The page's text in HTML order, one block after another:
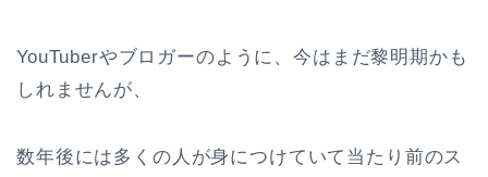
YouTuberやブロガーのように、今はまだ黎明期かも
しれませんが、
数年後には多くの人が身につけていて当たり前のス